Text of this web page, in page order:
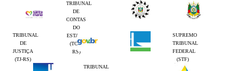
TRIBUNAL
DE
CONTAS
DO
ESTADO
(TCE-
RS)
TRIBUNAL
DE
JUSTIÇA
(TJ-RS)
SUPREMO
TRIBUNAL
FEDERAL
(STF)
TRIBUNAL